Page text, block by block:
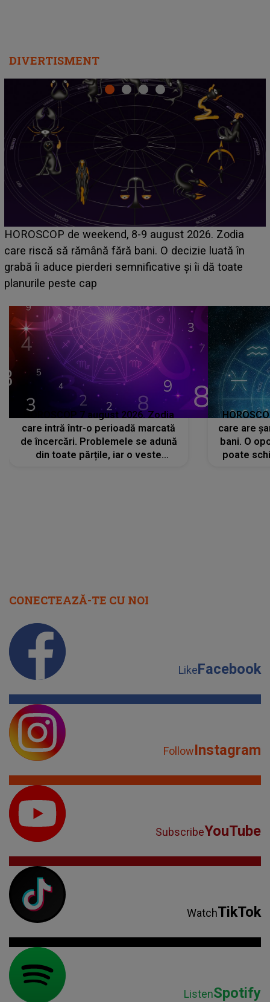
DIVERTISMENT
Emanuel a ținut ACEST DETALIU ASCUNS până
acum! În fața Alexandrei, concurentul din Casa Iubirii
face o MĂRTURISIRE NEAȘTEPTATĂ despre mama
sa: "I-am spus și ei în față, eu nu te iubesc pentru
HOROSCOP 7 august 2026. Zodia
care intră într-o perioadă marcată
de încercări. Problemele se adună
din toate părțile, iar o veste
care are
bani. O
poate
CONECTEAZĂ-TE CU NOI
LikeFacebook
FollowInstagram
SubscribeYouTube
WatchTikTok
ListenSpotify